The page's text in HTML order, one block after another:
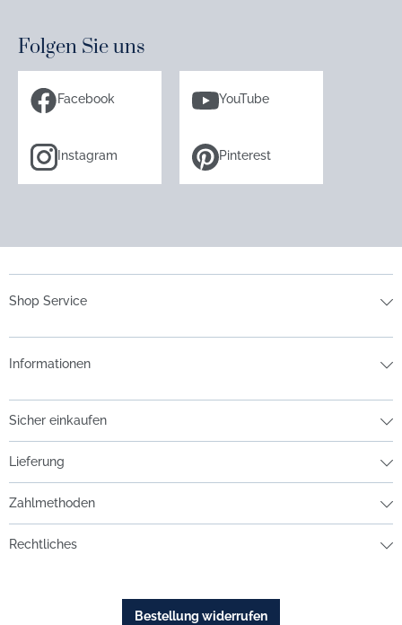
Folgen Sie uns
Facebook YouTube
Instagram Pinterest
Shop Service
Informationen
Sicher einkaufen
Lieferung
Zahlmethoden
Rechtliches
Bestellung widerrufen